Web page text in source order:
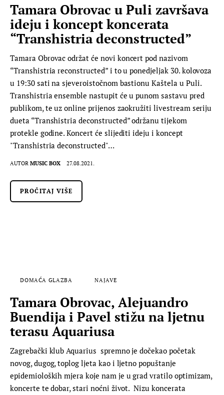
Tamara Obrovac u Puli završava
ideju i koncept koncerata
“Transhistria deconstructed”
Tamara Obrovac održat će novi koncert pod nazivom
“Transhistria reconstructed” i to u ponedjeljak 30. kolovoza
u 19:30 sati na sjeveroistočnom bastionu Kaštela u Puli.
Transhistria ensemble nastupit će u punom sastavu pred
publikom, te uz online prijenos zaokružiti livestream seriju
dueta “Transhistria deconstructed” održanu tijekom
protekle godine. Koncert će slijediti ideju i koncept
"Transhistria deconstructed"…
AUTOR MUSIC BOX 27.08.2021.
PROČITAJ VIŠE
DOMAĆA GLAZBA NAJAVE
Tamara Obrovac, Alejuandro
Buendija i Pavel stižu na ljetnu
terasu Aquariusa
Zagrebački klub Aquarius spremno je dočekao početak
novog, dugog, toplog ljeta kao i ljetno popuštanje
epidemioloških mjera koje nam je u grad vratilo optimizam,
koncerte te dobar, stari noćni život. Nizu koncerata